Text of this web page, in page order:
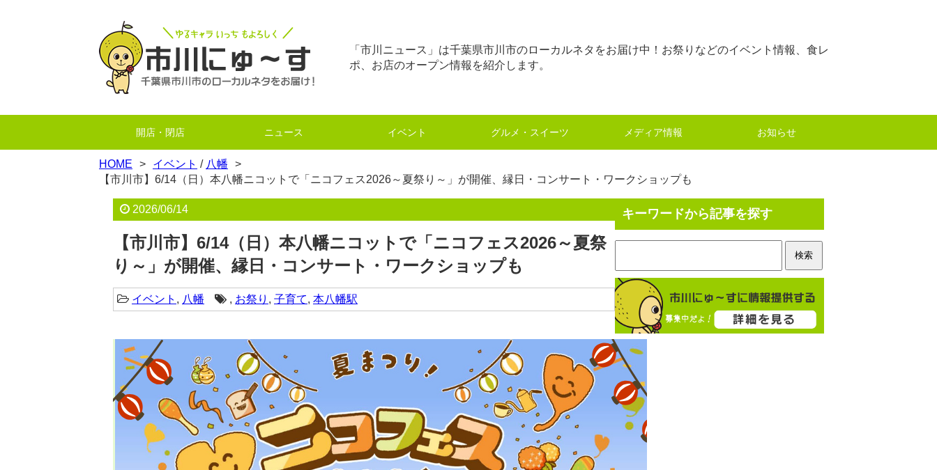
「市川ニュース」は千葉県市川市のローカルネタをお届け中！お祭りなどのイベント情報、食レ
ポ、お店のオープン情報を紹介します。
開店・閉店 ニュース イベント グルメ・スイーツ メディア情報 お知らせ
HOME イベント / 八幡
【市川市】6/14（日）本八幡ニコットで「ニコフェス2026～夏祭り～」が開催、縁日・コンサート・ワークショップも
2026/06/14
【市川市】6/14（日）本八幡ニコットで「ニコフェス2026～夏祭
り～」が開催、縁日・コンサート・ワークショップも
イベント , 八幡 , お祭り , 子育て, 本八幡駅
キーワードから記事を探す